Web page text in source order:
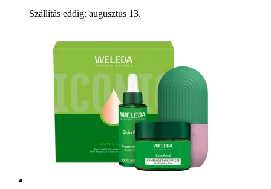
Szállítás eddig: augusztus 13.